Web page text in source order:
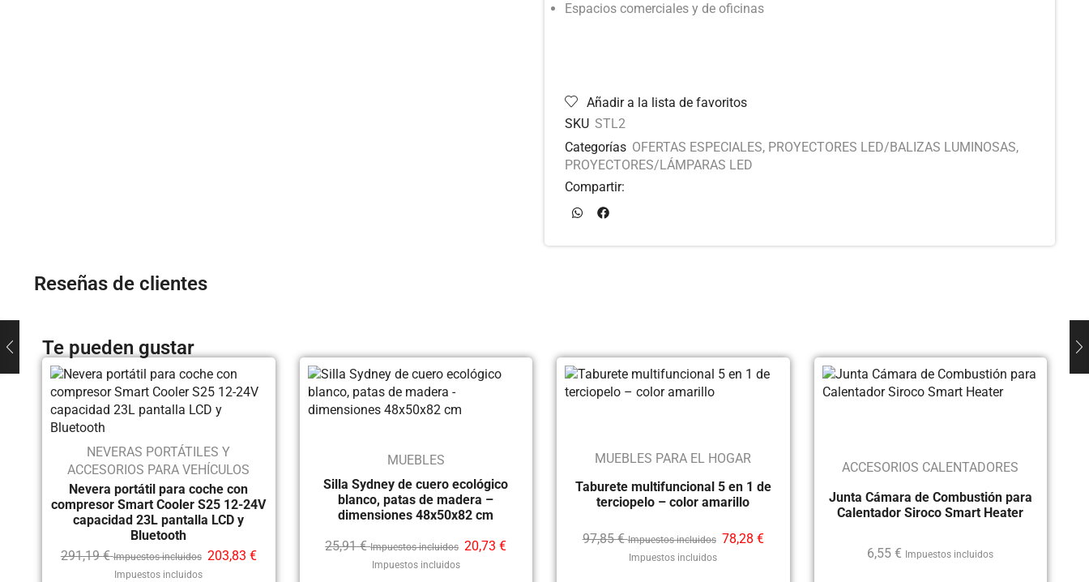
Espacios comerciales y de oficinas
Añadir a la lista de favoritos
SKU STL2
Categorías OFERTAS ESPECIALES, PROYECTORES LED/BALIZAS LUMINOSAS,
PROYECTORES/LÁMPARAS LED
Compartir:
Reseñas de clientes
Te pueden gustar
NEVERAS PORTÁTILES Y
ACCESORIOS PARA VEHÍCULOS
Nevera portátil para coche con
compresor Smart Cooler S25 12-24V
capacidad 23L pantalla LCD y
Bluetooth
291,19€ Impuestos incluidos 203,83 €
Impuestos incluidos
MUEBLES
Silla Sydney de cuero ecológico
blanco, patas de madera –
dimensiones 48x50x82 cm
25,91€ Impuestos incluidos 20,73€
Impuestos incluidos
MUEBLES PARA EL HOGAR
Taburete multifuncional 5 en 1 de
terciopelo – color amarillo
97,85€ Impuestos incluidos 78,28 €
Impuestos incluidos
ACCESORIOS CALENTADORES
Junta Cámara de Combustión para
Calentador Siroco Smart Heater
6,55€ Impuestos incluidos